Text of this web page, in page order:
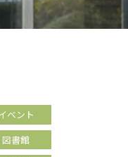
ベント
図書館